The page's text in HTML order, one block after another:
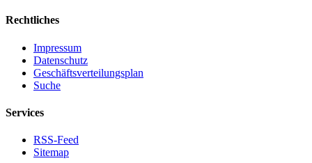
Rechtliches
Impressum
Datenschutz
Geschäftsverteilungsplan
Suche
Services
RSS-Feed
Sitemap